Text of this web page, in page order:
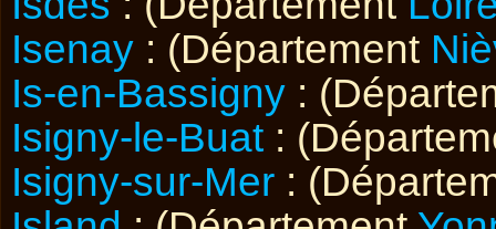
Isenay : (Département
Is-en-Bassigny :
Isigny-le-Buat :
Isigny-sur-Mer :